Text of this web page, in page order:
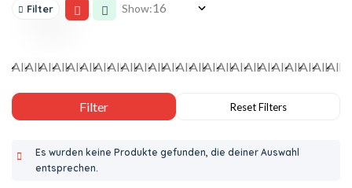
Filter Show:
Es wurden keine Produkte gefunden, die deiner Auswahl
entsprechen.